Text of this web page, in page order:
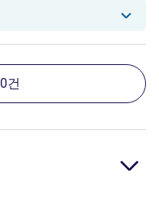
Y. Y.로부터의 리뷰에 응답
건